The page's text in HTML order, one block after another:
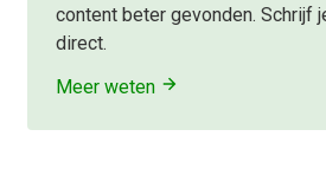
content beter gevonden. Schrijf
direct.
Meer weten